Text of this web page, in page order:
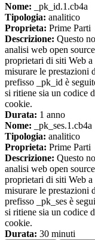
Nome: _pk_id.1.cb4a
Tipologia: analitico
Proprieta: Prime Parti
Descrizione: Questo
analisi web open
proprietari di siti Web
misurare le prestazioni
prefisso _pk_id è
si ritiene sia un codice
cookie.
Durata: 1 anno
Nome: _pk_ses.1.cb4a
Tipologia: analitico
Proprieta: Prime Parti
Descrizione: Questo
analisi web open
proprietari di siti Web
misurare le prestazioni
prefisso _pk_ses è
si ritiene sia un codice
cookie.
Durata: 30 minuti